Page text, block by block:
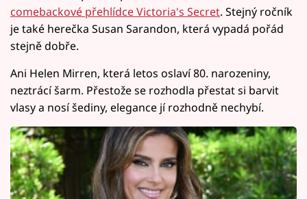
comebackové přehlídce Victoria's Secret. Stejný ročník
je také herečka Susan Sarandon, která vypadá pořád
stejně dobře.
Ani Helen Mirren, která letos oslaví 80. narozeniny,
neztrácí šarm. Přestože se rozhodla přestat si barvit
vlasy a nosí šediny, elegance jí rozhodně nechybí.